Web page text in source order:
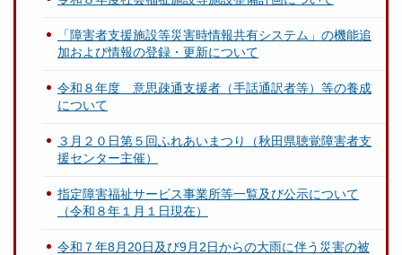
「障害者支援施設等災害時情報共有システム」の機能追
加および情報の登録・更新について
令和８年度 意思疎通支援者（手話通訳者等）等の養成
について
３月２０日第５回ふれあいまつり（秋田県聴覚障害者支
援センター主催）
指定障害福祉サービス事業所等一覧及び公示について
（令和８年１月１日現在）
令和７年8月20日及び9月2日からの大雨に伴う災害の被